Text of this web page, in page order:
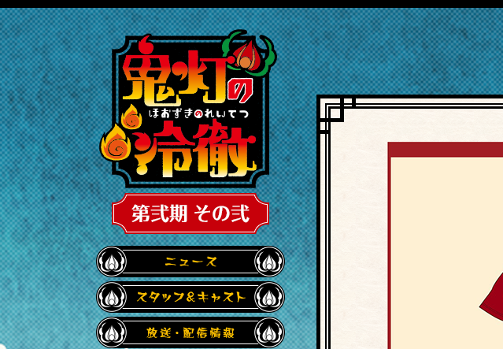
鬼灯の冷徹 第弐期その弐
ニュース
スタッフ・キャスト
放送・配信情報